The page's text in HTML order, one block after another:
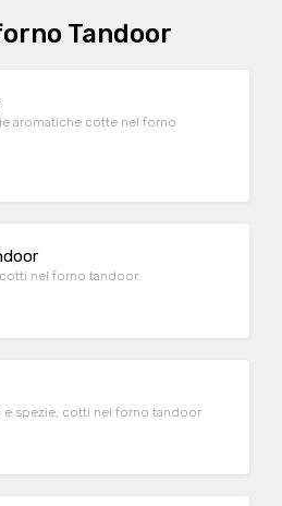
Tandoor
aromatiche cotte nel forno
nel forno tandoor
e spezie, cotti nel forno tandoor